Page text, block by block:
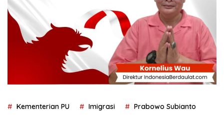
Kementerian PU Imigrasi Prabowo Subianto